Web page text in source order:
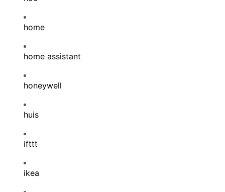
home
home assistant
honeywell
huis
ifttt
ikea